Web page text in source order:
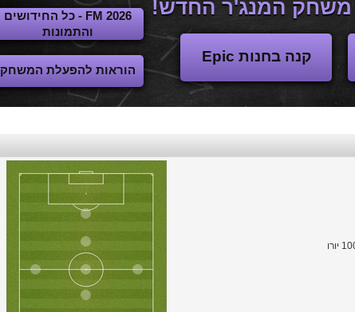
קנה בחנות Epic
FM 2026 - כל החידושים
והתמונות
הוראות להפעלת המשחק